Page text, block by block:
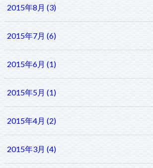
2015年8月 (3)
2015年7月 (6)
2015年6月 (1)
2015年5月 (1)
2015年4月 (2)
2015年3月 (4)